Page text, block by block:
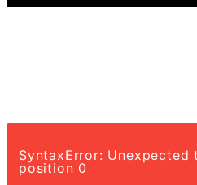
SyntaxError: Unexpected
position 0